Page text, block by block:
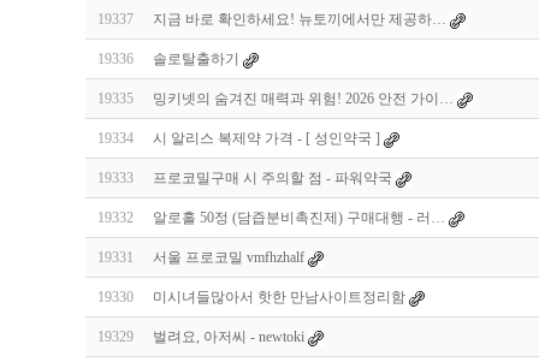
19337 지금 바로 확인하세요! 뉴토끼에서만 제공하…
19336 솔로탈출하기
19335 밍키넷의 숨겨진 매력과 위험! 2026 안전 가이…
19334 시 알리스 복제약 가격 - [ 성인약국 ]
19333 프로코밀구매 시 주의할 점 - 파워약국
19332 알로홀 50정 (담즙분비촉진제) 구매대행 - 러…
19331 서울 프로코밀 vmfhzhalf
19330 미시녀들많아서 핫한 만남사이트정리함
19329 벌려요, 아저씨 - newtoki